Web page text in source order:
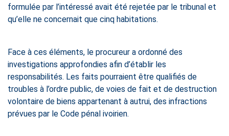
formulée par l’intéressé avait été rejetée par le tribunal et
qu’elle ne concernait que cinq habitations.
Face à ces éléments, le procureur a ordonné des
investigations approfondies afin d’établir les
responsabilités. Les faits pourraient être qualifiés de
troubles à l’ordre public, de voies de fait et de destruction
volontaire de biens appartenant à autrui, des infractions
prévues par le Code pénal ivoirien.